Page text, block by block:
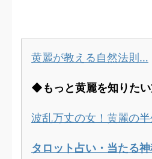
黄麗が教える自然法則…
◆もっと黄麗を知りたい
波乱万丈の女！黄麗の
タロット占い・当たる